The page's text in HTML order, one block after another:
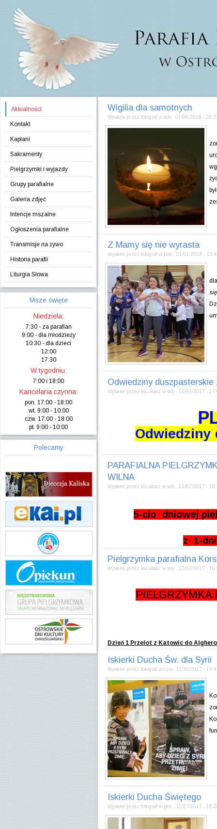
Wigilia dla samotnych
Wysłane przez fotograf w sob., 01/06/2018 -
Z Mamy się nie wyrasta
Wysłane przez fotograf w pon., 01/01/2018 -
9
Odwiedziny
Wysłane przez ksLukasz w sob., 12/02/2017 -
Odwiedziny
PARAFIALNA
WILNA
Wysłane przez ksLukasz w sob., 12/02/2017 -
5-cio dniowej
z 1-
Pielgrzymka parafialna
Wysłane przez ksLukasz w sob., 12/02/2017 -
PIELGRZYMKA
Dzień 1 Przelot z Katowic do
Iskierki Ducha Św. dla Syrii
Wysłane przez fotograf w czw., 11/30/2017 -
Iskierki Ducha Świętego
Wysłane przez fotograf w pon., 11/27/2017 -
Aktualności
Kontakt
Kapłani
Sakramenty
Pielgrzymki i wyjazdy
Grupy parafialne
Galeria zdjęć
Intencje mszalne
Ogłoszenia parafialne
Transmisje na żywo
Historia parafii
Liturgia Słowa
Msze święte
Niedziela:
7:30 - za parafian
9:00 - dla młodzieży
10:30 - dla dzieci
12:00
17:30
W tygodniu:
7:00 i 18:00
Kancelaria czynna:
pon. 17:00 - 18:00
wt. 9:00 - 10:00
czw. 17:00 - 18:00
pt. 9:00 - 10:00
Polecamy